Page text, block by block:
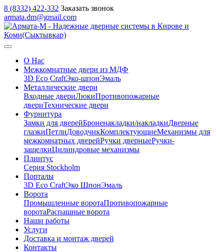
8 (8332) 422-332 Заказать звонок
armata.dm@gmail.com
О Нас
Межкомнатные двери из МДФ
3D Eco CraftЭко-шпонЭмаль
Металлические двери
Входные двериЛюкиПротивопожарные
двериТехнические двери
Фурнитура
Замки для дверейБроненакладки/накладкиДверные
глазкиПетлиДоводчикКомплектующиеМеханизмы для
межкомнатных дверейРучки дверныеРучки-
защелкиЦилиндровые механизмы
Плинтус
Серия Stockholm
Порталы
3D Eco CraftЭко ШпонЭмаль
Ворота
Промышленные воротаПротивопожарные
воротаРаспашные ворота
Наши работы
Услуги
Доставка и монтаж дверей
Контакты